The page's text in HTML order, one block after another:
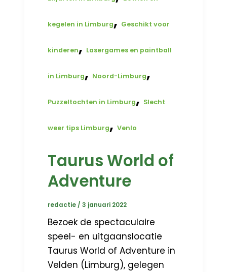
kegelen in Limburg, Geschikt voor
kinderen, Lasergames en paintball
in Limburg, Noord-Limburg,
Puzzeltochten in Limburg, Slecht
weer tips Limburg,Venlo
Taurus World of
Adventure
redactie /3 januari 2022
Bezoek de spectaculaire
speel- en uitgaanslocatie
Taurus World of Adventure in
Velden (Limburg), gelegen